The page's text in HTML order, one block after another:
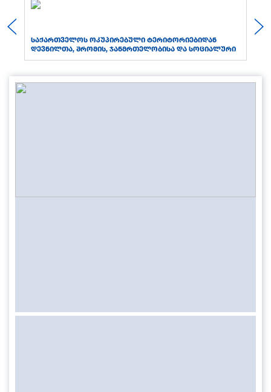
საქართველოს ოკუპირებული ტერიტორიებიდან
დევნილთა, შრომის, ჯანმრთელობისა და სოციალური